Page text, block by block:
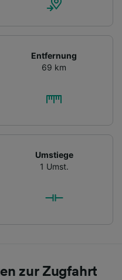
Entfernung
69 km
Umstiege
1 Umst.
zur Zugfahrt